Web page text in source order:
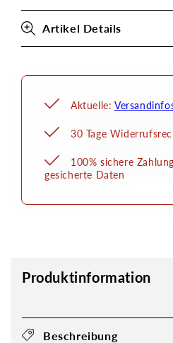
Latex
Applikation
Latex
Applikation
Artikel Details
Aktuelle:
30 Tage
100% sichere
gesicherte Daten
Produktinformation
Beschreibung